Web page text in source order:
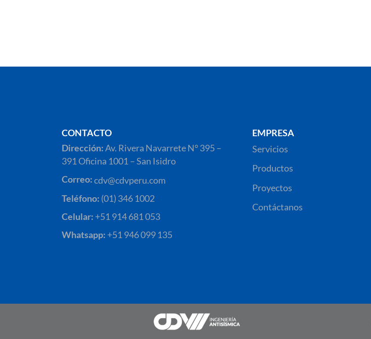
CONTACTO
Dirección:Av. Rivera Navarrete N° 395 –
391 Oficina 1001 – San Isidro
Correo:cdv@cdvperu.com
Teléfono: (01) 346 1002
Celular: +51 914 681 053
Whatsapp: +51 946 099 135
EMPRESA
Servicios
Productos
Proyectos
Contáctanos